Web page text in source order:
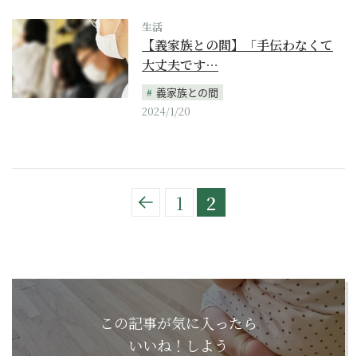
生活
【義家族との間】「手伝わなくて
大丈夫です…
義家族との間
2024/1/20
1 2
この記事が気に入ったら
いいね！しよう